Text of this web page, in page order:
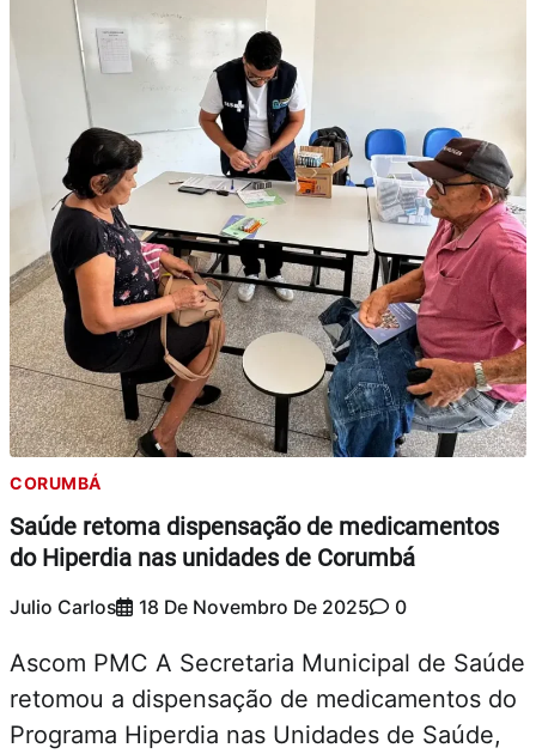
CORUMBÁ
Saúde retoma dispensação de medicamentos
do Hiperdia nas unidades de Corumbá
Julio Carlos 18 De Novembro De 2025 0
Ascom PMC A Secretaria Municipal de Saúde
retomou a dispensação de medicamentos do
Programa Hiperdia nas Unidades de Saúde,